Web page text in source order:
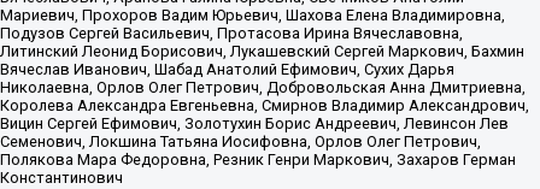
Мариевич, Прохоров Вадим Юрьевич, Шахова Елена Владимировна,
Подузов Сергей Васильевич, Протасова Ирина Вячеславовна,
Литинский Леонид Борисович, Лукашевский Сергей Маркович, Бахмин
Вячеслав Иванович, Шабад Анатолий Ефимович, Сухих Дарья
Николаевна, Орлов Олег Петрович, Добровольская Анна Дмитриевна,
Королева Александра Евгеньевна, Смирнов Владимир Александрович,
Вицин Сергей Ефимович, Золотухин Борис Андреевич, Левинсон Лев
Семенович, Локшина Татьяна Иосифовна, Орлов Олег Петрович,
Полякова Мара Федоровна, Резник Генри Маркович, Захаров Герман
Константинович